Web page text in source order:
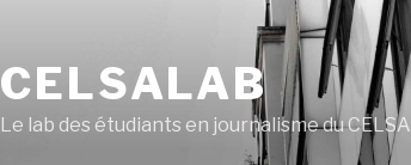
CELSALAB
Le lab des étudiants en journalisme du CELSA